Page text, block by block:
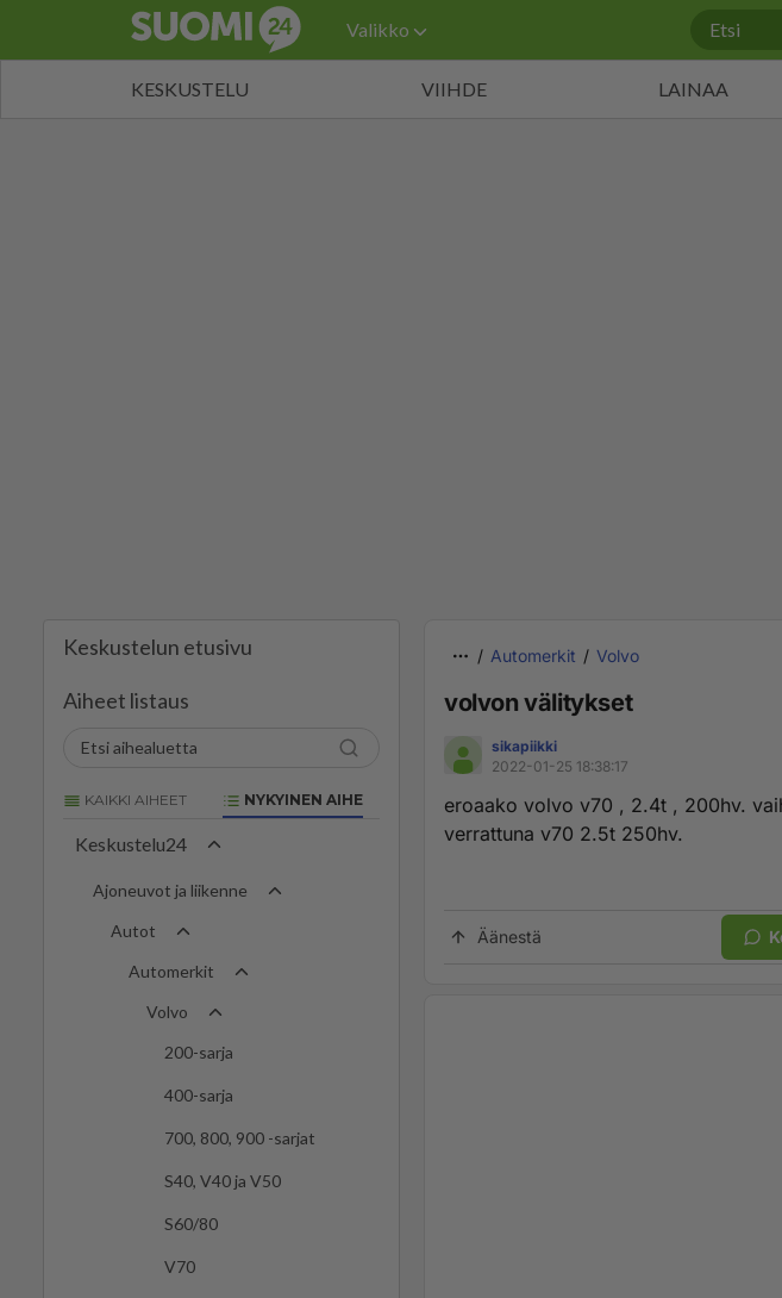
Valikko
KESKUSTELU VIIHDE LAINAA
Keskustelun etusivu
Aiheet listaus
KAIKKI AIHEET NYKYINEN AIHE
Keskustelu24
Ajoneuvot ja liikenne
Autot
Automerkit
Volvo
200-sarja
400-sarja
700, 800, 900 -sarjat
S40, V40 ja V50
S60/80
V70
Automerkit Volvo
volvon välitykset
sikapiikki
2022-01-25 18:38:17
eroaako volvo v70 , 2.4t , 200hv.
verrattuna v70 2.5t 250hv.
Äänestä